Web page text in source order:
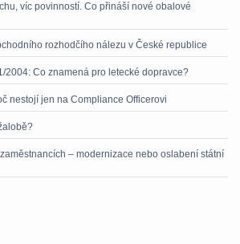
víc povinností. Co přináší nové obalové
rozhodčího nálezu v České republice
2004: Co znamená pro letecké dopravce?
nestojí jen na Compliance Officerovi
– modernizace nebo oslabení státní